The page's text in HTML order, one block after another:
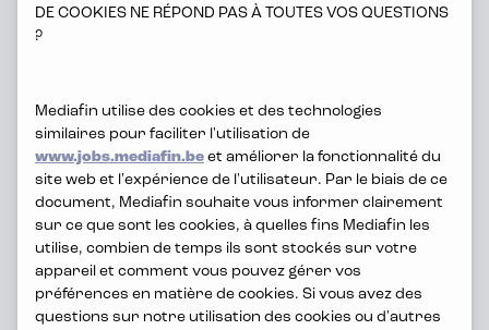
candidature spontanée
DE COOKIES NE RÉPOND PAS À TOUTES VOS QUESTIONS
?
Mediafin utilise des cookies et des technologies
similaires pour faciliter l'utilisation de
www.jobs.mediafin.be et améliorer la fonctionnalité du
site web et l'expérience de l'utilisateur. Par le biais de ce
document, Mediafin souhaite vous informer clairement
sur ce que sont les cookies, à quelles fins Mediafin les
utilise, combien de temps ils sont stockés sur votre
appareil et comment vous pouvez gérer vos
préférences en matière de cookies. Si vous avez des
questions sur notre utilisation des cookies ou d'autres